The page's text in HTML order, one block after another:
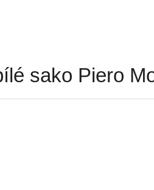
sako Piero